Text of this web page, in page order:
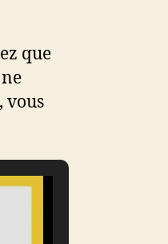
que
vous